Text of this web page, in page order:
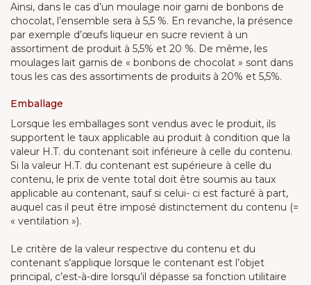
Ainsi, dans le cas d’un moulage noir garni de bonbons de
chocolat, l’ensemble sera à 5,5 %. En revanche, la présence
par exemple d’œufs liqueur en sucre revient à un
assortiment de produit à 5,5% et 20 %. De même, les
moulages lait garnis de « bonbons de chocolat » sont dans
tous les cas des assortiments de produits à 20% et 5,5%.
Emballage
Lorsque les emballages sont vendus avec le produit, ils
supportent le taux applicable au produit à condition que la
valeur H.T. du contenant soit inférieure à celle du contenu.
Si la valeur H.T. du contenant est supérieure à celle du
contenu, le prix de vente total doit être soumis au taux
applicable au contenant, sauf si celui- ci est facturé à part,
auquel cas il peut être imposé distinctement du contenu (=
« ventilation »).
Le critère de la valeur respective du contenu et du
contenant s’applique lorsque le contenant est l’objet
principal, c’est-à-dire lorsqu’il dépasse sa fonction utilitaire